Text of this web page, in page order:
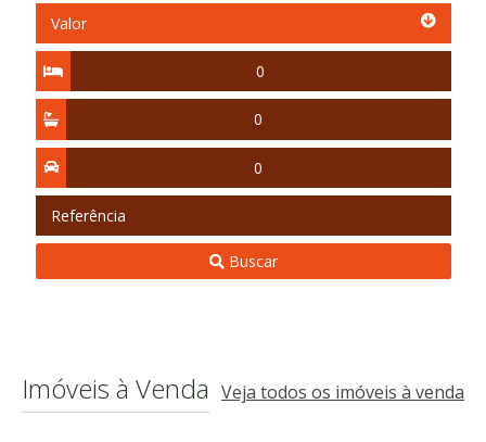
Valor
Valor
Quartos
Suítes
Vagas
Buscar
Imóveis à Venda Veja todos os imóveis à venda